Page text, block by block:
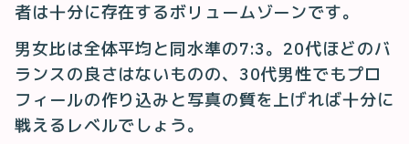
者は十分に存在するボリュームゾーンです。
男女比は全体平均と同水準の7:3。20代ほどのバ
ランスの良さはないものの、30代男性でもプロ
フィールの作り込みと写真の質を上げれば十分に
戦えるレベルでしょう。